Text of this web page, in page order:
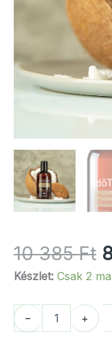
10 385Ft
Készlet: Csak 2
-
-
dōTERRA
Frakcionált
+